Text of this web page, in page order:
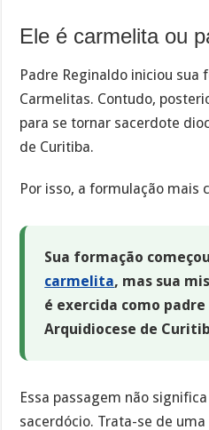
Ele é carmelita ou
Padre Reginaldo iniciou sua
Carmelitas. Contudo,
para se tornar sacerdote
de Curitiba.
Por isso, a formulação mais
Sua formação
carmelita, mas sua
é exercida como padre
Arquidiocese de
Essa passagem não
sacerdócio. Trata-se de